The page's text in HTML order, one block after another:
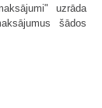
uzrāda
šādos